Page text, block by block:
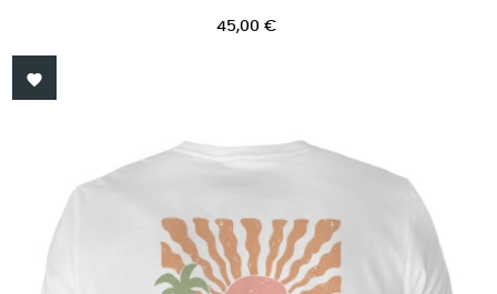
Prix
45,00 €
